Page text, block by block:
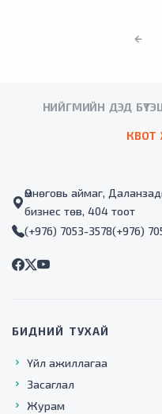
НИЙГМИЙН ДЭД
КВОТ
Өмнөговь аймаг,
бизнес төв, 404 тоот
(+976) 7053-3578(+976)
БИДНИЙ ТУХАЙ
Үйл ажиллагаа
Засаглал
Журам